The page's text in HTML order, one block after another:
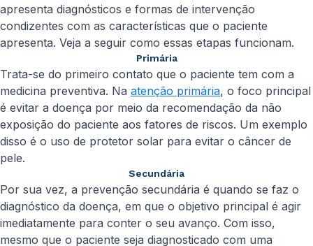
apresenta diagnósticos e formas de intervenção
condizentes com as características que o paciente
apresenta. Veja a seguir como essas etapas funcionam.
Primária
Trata-se do primeiro contato que o paciente tem com a
medicina preventiva. Na atenção primária, o foco principal
é evitar a doença por meio da recomendação da não
exposição do paciente aos fatores de riscos. Um exemplo
disso é o uso de protetor solar para evitar o câncer de
pele.
Secundária
Por sua vez, a prevenção secundária é quando se faz o
diagnóstico da doença, em que o objetivo principal é agir
imediatamente para conter o seu avanço. Com isso,
mesmo que o paciente seja diagnosticado com uma